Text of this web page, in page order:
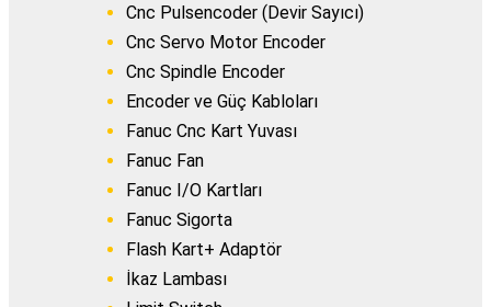
Cnc Pulsencoder (Devir Sayıcı)
Cnc Servo Motor Encoder
Cnc Spindle Encoder
Encoder ve Güç Kabloları
Fanuc Cnc Kart Yuvası
Fanuc Fan
Fanuc I/O Kartları
Fanuc Sigorta
Flash Kart+ Adaptör
İkaz Lambası